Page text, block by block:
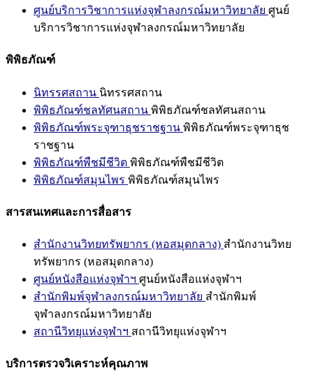
ศูนย์บริการวิชาการแห่งจุฬาลงกรณ์มหาวิทยาลัย ศูนย์
บริการวิชาการแห่งจุฬาลงกรณ์มหาวิทยาลัย
พิพิธภัณฑ์
นิทรรศสถาน นิทรรศสถาน
พิพิธภัณฑ์ชลทัศนสถาน พิพิธภัณฑ์ชลทัศนสถาน
พิพิธภัณฑ์พระจุฑาธุชราชฐาน พิพิธภัณฑ์พระจุฑาธุช
ราชฐาน
พิพิธภัณฑ์พืชมีชีวิต พิพิธภัณฑ์พืชมีชีวิต
พิพิธภัณฑ์สมุนไพร พิพิธภัณฑ์สมุนไพร
สารสนเทศและการสื่อสาร
สำนักงานวิทยทรัพยากร (หอสมุดกลาง) สำนักงานวิทย
ทรัพยากร (หอสมุดกลาง)
ศูนย์หนังสือแห่งจุฬาฯ ศูนย์หนังสือแห่งจุฬาฯ
สำนักพิมพ์จุฬาลงกรณ์มหาวิทยาลัย สำนักพิมพ์
จุฬาลงกรณ์มหาวิทยาลัย
สถานีวิทยุแห่งจุฬาฯ สถานีวิทยุแห่งจุฬาฯ
บริการตรวจวิเคราะห์คุณภาพ